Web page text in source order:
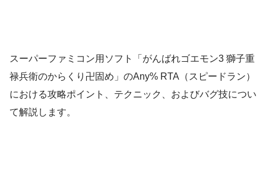
スーパーファミコン用ソフト「がんばれゴエモン3 獅子重
禄兵衛のからくり卍固め」のAny% RTA（スピードラン）
における攻略ポイント、テクニック、およびバグ技につい
て解説します。